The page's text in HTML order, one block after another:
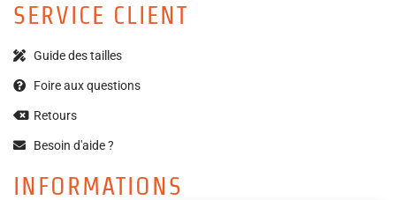
SERVICE CLIENT
Guide des tailles
Foire aux questions
Retours
Besoin d'aide ?
INFORMATIONS